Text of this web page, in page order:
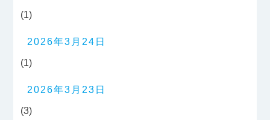
(1)
2026年3月24日
(1)
2026年3月23日
(3)